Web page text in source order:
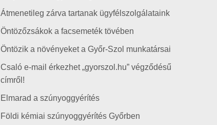
Átmenetileg zárva tartanak ügyfélszolgálataink
Öntözőzsákok a facsemeték tövében
Öntözik a növényeket a Győr-Szol munkatársai
Csaló e-mail érkezhet „gyorszol.hu” végződésű
címről!
Elmarad a szúnyoggyérítés
Földi kémiai szúnyoggyérítés Győrben